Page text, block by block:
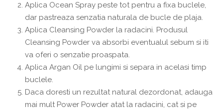
Aplica Ocean Spray peste tot pentru a fixa buclele,
dar pastreaza senzatia naturala de bucle de plaja.
Aplica Cleansing Powder la radacini. Produsul
Cleansing Powder va absorbi eventualul sebum si iti
va oferi o senzatie proaspata.
Aplica Argan Oil pe lungimi si separa in acelasi timp
buclele.
Daca doresti un rezultat natural dezordonat, adauga
mai mult Power Powder atat la radacini, cat si pe